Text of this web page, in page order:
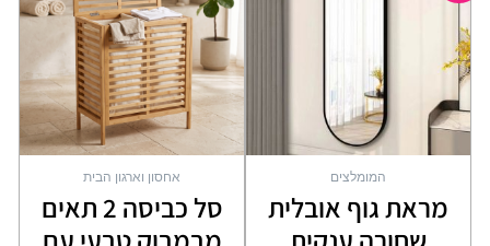
המומלצים
מראת גוף אובלית
₪189.00.
אחסון וארגון הבית
סל כביסה 2 תאים